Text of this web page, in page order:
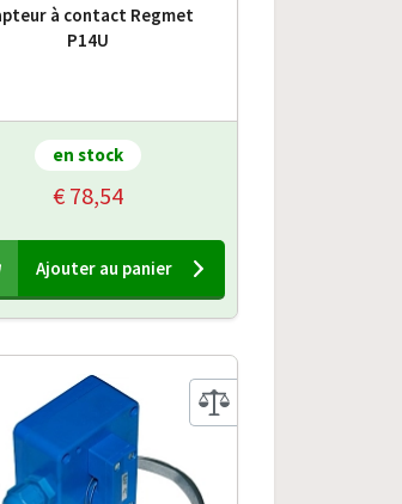
à contact Regmet
P14U
en stock
€ 78,54
Ajouter au panier